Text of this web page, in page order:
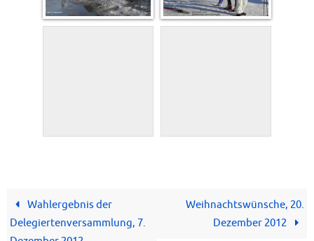
Wahlergebnis der
Delegiertenversammlung, 7.
Weihnachtswünsche, 20.
Dezember 2012